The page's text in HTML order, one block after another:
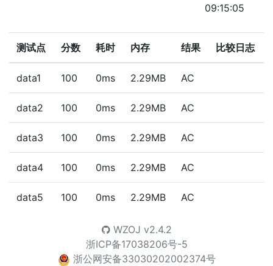
09:15:05
测试点 分数 耗时 内存 结果 比较日志
data1 100 0ms 2.29MB AC
data2 100 0ms 2.29MB AC
data3 100 0ms 2.29MB AC
data4 100 0ms 2.29MB AC
data5 100 0ms 2.29MB AC
WZOJ v2.4.2
浙ICP备17038206号-5
浙公网安备33030202002374号